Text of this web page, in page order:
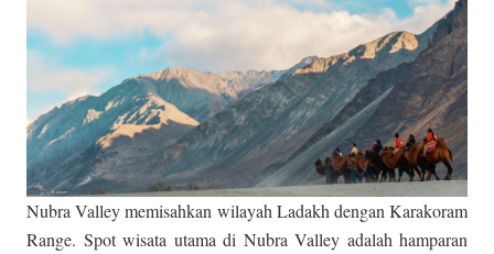
Nubra Valley memisahkan wilayah Ladakh dengan Karakoram
Range. Spot wisata utama di Nubra Valley adalah hamparan